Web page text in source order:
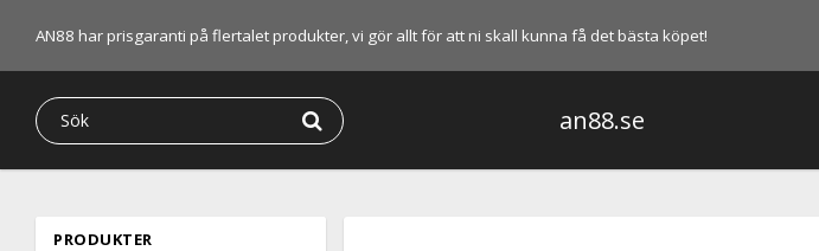
AN88 har prisgaranti på flertalet produkter, vi gör allt för att ni skall kunna få det bästa köpet!
an88.se
PRODUKTER